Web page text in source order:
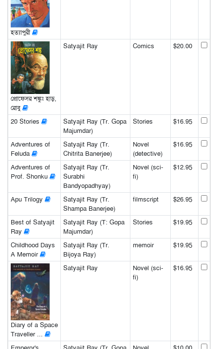
হত্যাপুরী
প্রোফেসর শঙ্কুঃ হাড়,
রোবু
Satyajit Ray Comics $20.00
20 Stories
Satyajit Ray (Tr. Gopa
Majumdar)
Stories $16.95
Adventures of
Feluda
Satyajit Ray (Tr.
Chitrita Banerjee)
Novel
(detective)
$16.95
Adventures of
Prof. Shonku
Satyajit Ray (Tr.
Surabhi
Bandyopadhyay)
Novel (sci-
fi)
$12.95
Apu Trilogy
Satyajit Ray (Tr.
Shampa Banerjee)
filmscript $26.95
Best of Satyajit
Ray
Satyajit Ray (T: Gopa
Majumdar)
Stories $19.95
Childhood Days
A Memoir
Satyajit Ray (Tr.
Bijoya Ray)
memoir $19.95
Diary of a Space
Traveller ...
Satyajit Ray
Novel (sci-
fi)
$16.95